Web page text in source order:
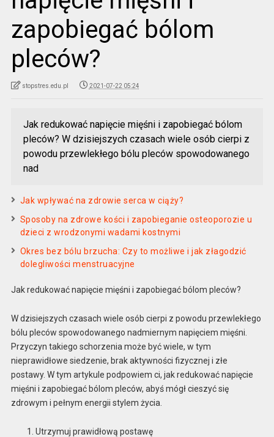
zapobiegać bólom
pleców?
stopstres.edu.pl 2021-07-22 05:24
Jak redukować napięcie mięśni i zapobiegać bólom
pleców? W dzisiejszych czasach wiele osób cierpi z
powodu przewlekłego bólu pleców spowodowanego
nad
Jak wpływać na zdrowie serca w ciąży?
Sposoby na zdrowe kości i zapobieganie osteoporozie u
dzieci z wrodzonymi wadami kostnymi
Okres bez bólu brzucha: Czy to możliwe i jak złagodzić
dolegliwości menstruacyjne
Jak redukować napięcie mięśni i zapobiegać bólom pleców?
W dzisiejszych czasach wiele osób cierpi z powodu przewlekłego
bólu pleców spowodowanego nadmiernym napięciem mięśni.
Przyczyn takiego schorzenia może być wiele, w tym
nieprawidłowe siedzenie, brak aktywności fizycznej i złe
postawy. W tym artykule podpowiem ci, jak redukować napięcie
mięśni i zapobiegać bólom pleców, abyś mógł cieszyć się
zdrowym i pełnym energii stylem życia.
Utrzymuj prawidłową postawę